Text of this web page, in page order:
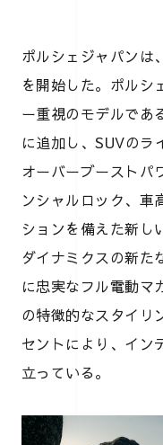
ポルシェジャパンは
を開始した。ポルシ
ー重視のモデルであ
に追加し、SUVのラ
オーバーブーストパ
ンシャルロック、車
ションを備えた新し
ダイナミクスの新た
に忠実なフル電動マ
の特徴的なスタイリ
セントにより、イン
立っている。